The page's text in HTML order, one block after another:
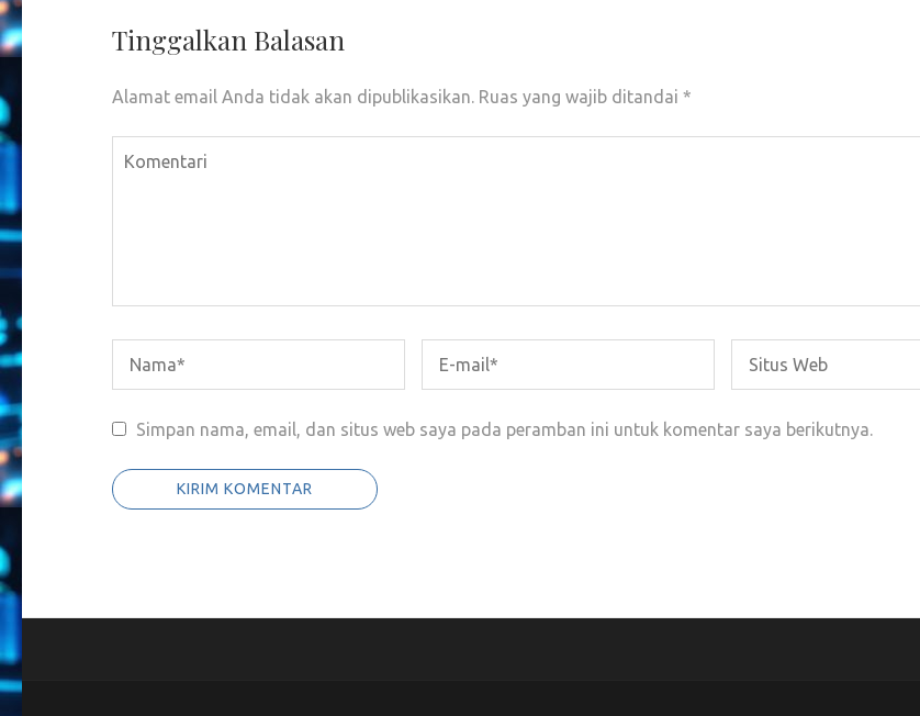
Tinggalkan Balasan
Alamat email Anda tidak akan dipublikasikan. Ruas yang wajib ditandai *
Simpan nama, email, dan situs web saya pada peramban ini untuk komentar saya berikutnya.